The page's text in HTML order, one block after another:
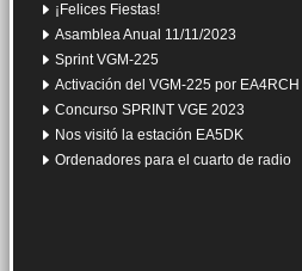
¡Felices Fiestas!
Asamblea Anual 11/11/2023
Sprint VGM-225
Activación del VGM-225 por EA4RCH
Concurso SPRINT VGE 2023
Nos visitó la estación EA5DK
Ordenadores para el cuarto de radio